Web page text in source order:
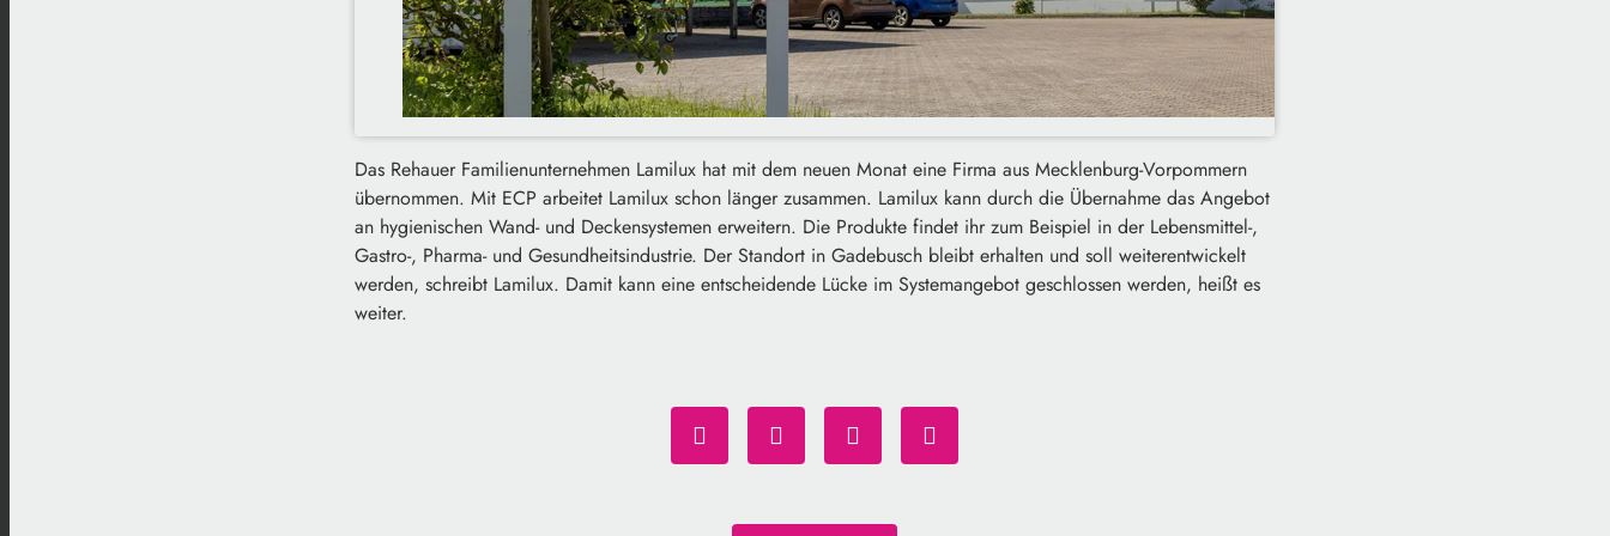
Das Rehauer Familienunternehmen Lamilux hat mit dem neuen Monat eine Firma aus Mecklenburg-Vorpommern
übernommen. Mit ECP arbeitet Lamilux schon länger zusammen. Lamilux kann durch die Übernahme das Angebot
an hygienischen Wand- und Deckensystemen erweitern. Die Produkte findet ihr zum Beispiel in der Lebensmittel-,
Gastro-, Pharma- und Gesundheitsindustrie. Der Standort in Gadebusch bleibt erhalten und soll weiterentwickelt
werden, schreibt Lamilux. Damit kann eine entscheidende Lücke im Systemangebot geschlossen werden, heißt es
weiter.